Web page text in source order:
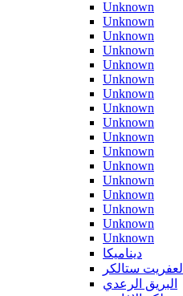
Unknown
Unknown
Unknown
Unknown
Unknown
Unknown
Unknown
Unknown
Unknown
Unknown
Unknown
Unknown
Unknown
Unknown
Unknown
Unknown
Unknown
ديناميكا
العفريت ستالكر
البريق الرعدي